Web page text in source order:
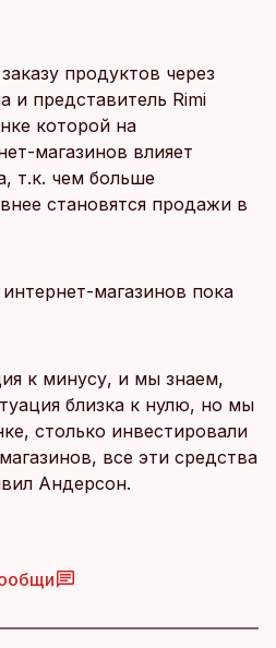
продуктов через
и представитель Rimi
которой на
магазинов влияет
т.к. чем больше
становятся продажи в
магазинов пока
к минусу, и мы знаем,
близка к нулю, но мы
столько инвестировали
все эти средства
Андерсон.